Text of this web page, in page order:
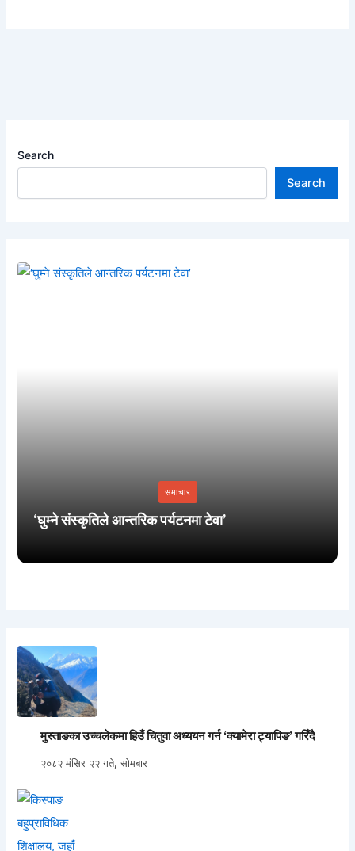
Search
Search
समाचार
‘घुम्ने संस्कृतिले आन्तरिक पर्यटनमा टेवा’
मुस्ताङका उच्चलेकमा हिउँ चितुवा अध्ययन गर्न ‘क्यामेरा ट्यापिङ’ गरिँदै
२०८२ मंसिर २२ गते, सोमबार